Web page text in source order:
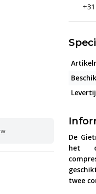
De
het
twee